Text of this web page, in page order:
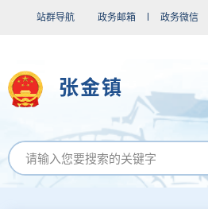
站群导航 政务邮箱 政务微信
张金镇